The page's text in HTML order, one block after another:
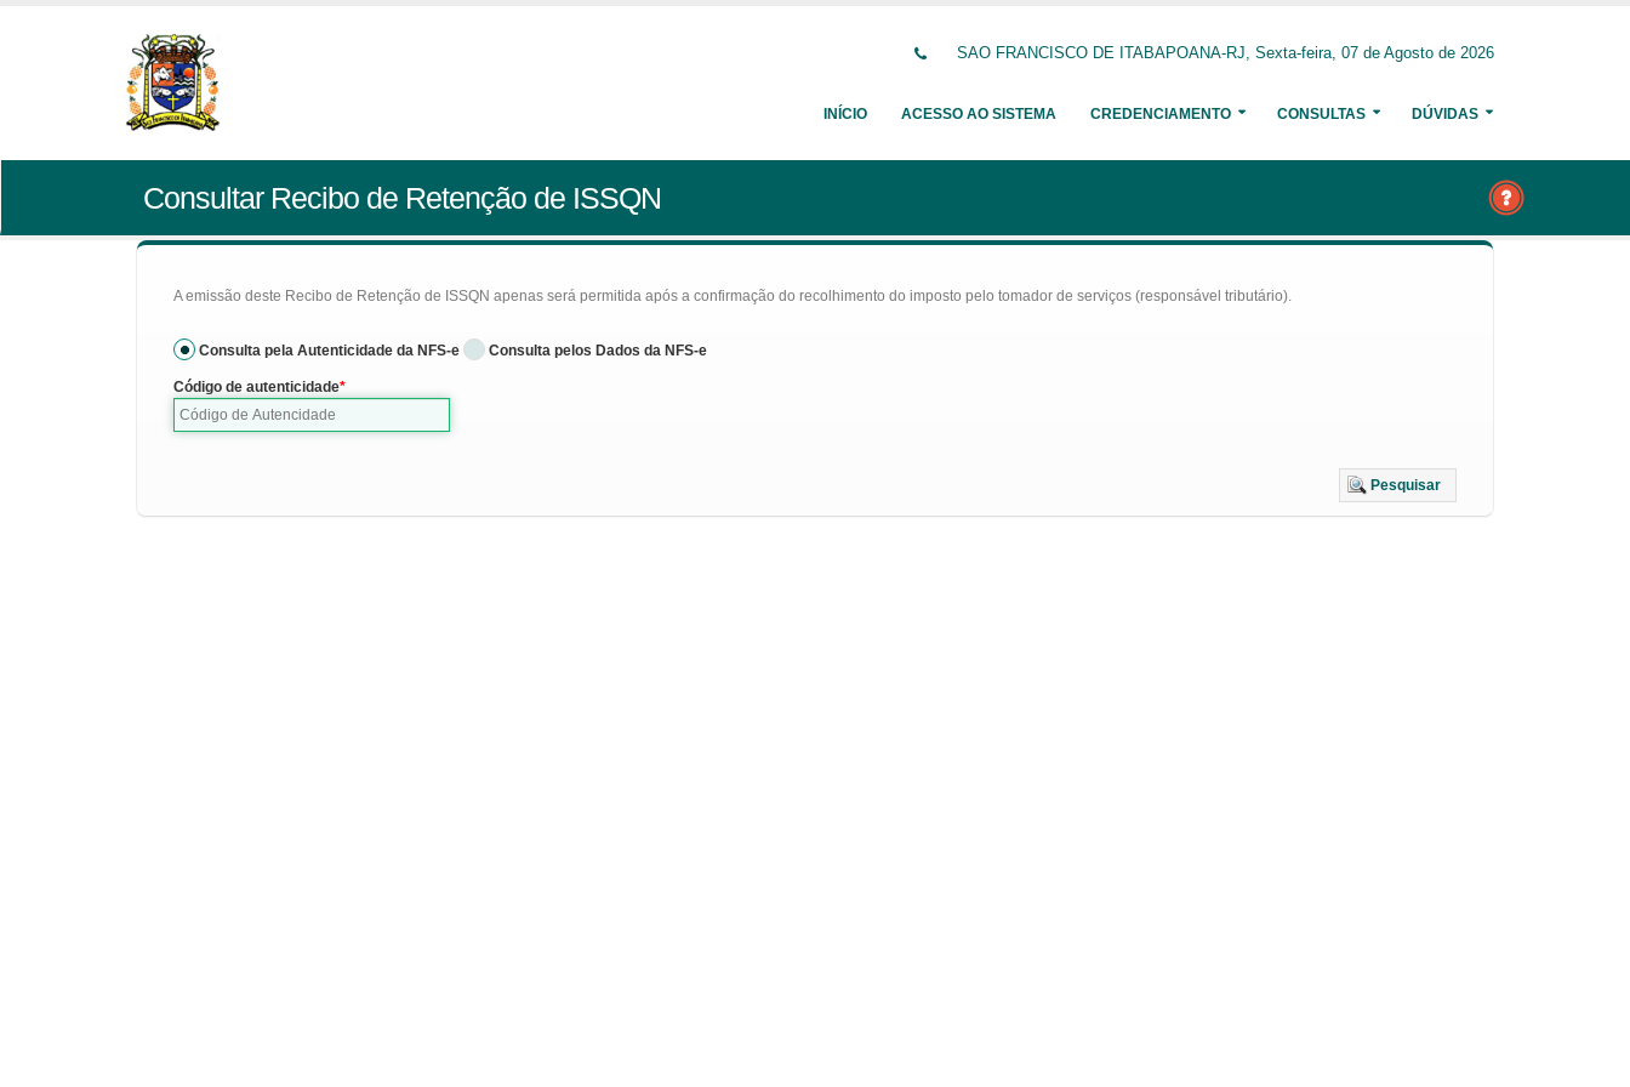
SAO FRANCISCO DE ITABAPOANA-RJ, Sexta-feira, 07 de Agosto de 2026
INÍCIO ACESSO AO SISTEMA CREDENCIAMENTO CONSULTAS DÚVIDAS
Consultar Recibo de Retenção de ISSQN
A emissão deste Recibo de Retenção de ISSQN apenas será permitida após a confirmação do recolhimento do imposto pelo tomador de serviços (responsável tributário).
Consulta pela Autenticidade da NFS-e Consulta pelos Dados da NFS-e
Código de autenticidade
Pesquisar